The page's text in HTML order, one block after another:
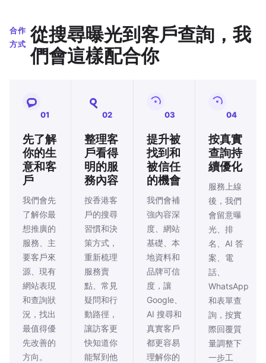
合作
方式 從搜尋曝光到客戶查詢，我
們會這樣配合你
01
先了解
你的生
意和客
戶
我們會先
了解你最
想推廣的
服務、主
要客戶來
源、現有
網站表現
和查詢狀
況，找出
最值得優
先改善的
方向。
02
整理客
戶看得
明的服
務內容
按香港客
戶的搜尋
習慣和決
策方式，
重新梳理
服務賣
點、常見
疑問和行
動路徑，
讓訪客更
快知道你
能幫到他
03
提升被
找到和
被信任
的機會
我們會補
強內容深
度、網站
基礎、本
地資料和
品牌可信
度，讓
Google、
AI 搜尋和
真實客戶
都更容易
理解你的
04
按真實
查詢持
續優化
服務上線
後，我們
會留意曝
光、排
名、AI 答
案、電
話、
WhatsApp
和表單查
詢，按實
際回覆質
量調整下
一步工